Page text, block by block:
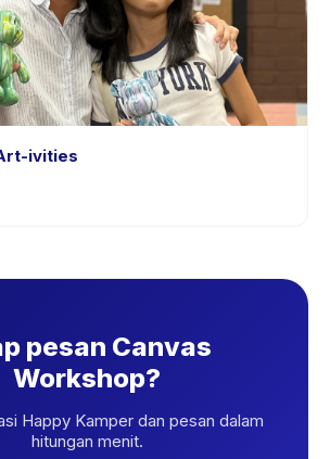
ivities
pesan Canvas
Workshop?
Happy Kamper dan pesan dalam
hitungan menit.